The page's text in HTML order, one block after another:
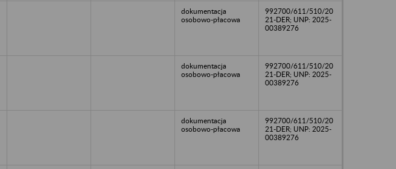
dokumentacja
osobowo-płacowa
992700/611/510/20
21-DER; UNP: 2025-
00389276
dokumentacja
osobowo-płacowa
992700/611/510/20
21-DER; UNP: 2025-
00389276
dokumentacja
osobowo-płacowa
992700/611/510/20
21-DER; UNP: 2025-
00389276